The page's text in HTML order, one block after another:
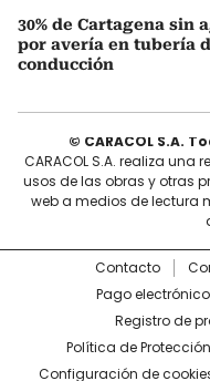
30% de Cartagena sin
por avería en tubería
conducción
© CARACOL S.A.
CARACOL S.A. realiza
usos de las obras y otras
web a medios de lectura
Contacto
Pago
Registro de
Política de
Configuración de